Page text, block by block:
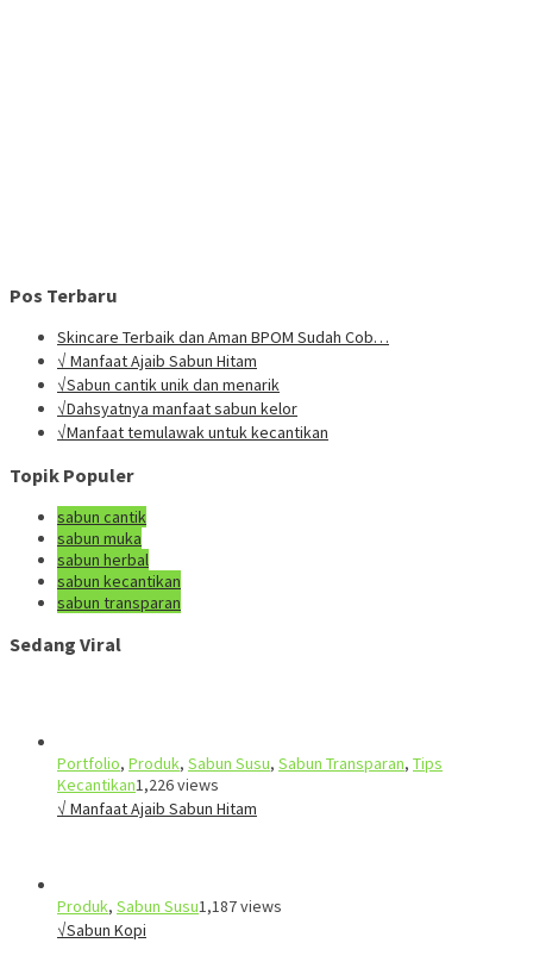
Pos Terbaru
Skincare Terbaik dan Aman BPOM Sudah Cob…
√ Manfaat Ajaib Sabun Hitam
√Sabun cantik unik dan menarik
√Dahsyatnya manfaat sabun kelor
√Manfaat temulawak untuk kecantikan
Topik Populer
sabun cantik
sabun muka
sabun herbal
sabun kecantikan
sabun transparan
Sedang Viral
Portfolio, Produk, Sabun Susu, Sabun Transparan, Tips
Kecantikan1,226 views
√ Manfaat Ajaib Sabun Hitam
Produk, Sabun Susu1,187 views
√Sabun Kopi